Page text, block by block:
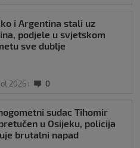
i Argentina stali uz
podjele u svjetskom
sve dublje
2026 0
sudac Tihomir
u Osijeku, policija
brutalni napad